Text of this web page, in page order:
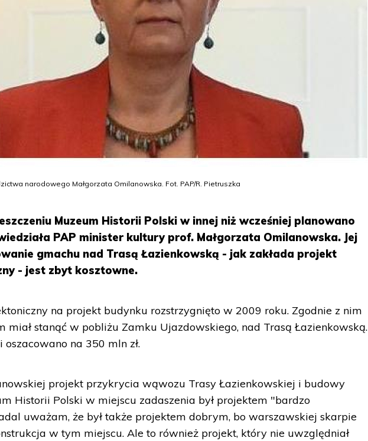
narodowego Małgorzata Omilanowska. Fot. PAP/R. Pietruszka
Muzeum Historii Polski w innej niż wcześniej planowano
PAP minister kultury prof. Małgorzata Omilanowska. Jej
gmachu nad Trasą Łazienkowską - jak zakłada projekt
- jest zbyt kosztowne.
na projekt budynku rozstrzygnięto w 2009 roku. Zgodnie z nim
miał stanąć w pobliżu Zamku Ujazdowskiego, nad Trasą Łazienkowską.
oszacowano na 350 mln zł.
projekt przykrycia wąwozu Trasy Łazienkowskiej i budowy
Historii Polski w miejscu zadaszenia był projektem "bardzo
uważam, że był także projektem dobrym, bo warszawskiej skarpie
w tym miejscu. Ale to również projekt, który nie uwzględniał